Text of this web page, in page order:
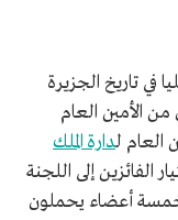
في تاريخ الجزيرة
من الأمين العام
العام لدارة الملك
الفائزين إلى اللجنة
وخمسة أعضاء يحملون